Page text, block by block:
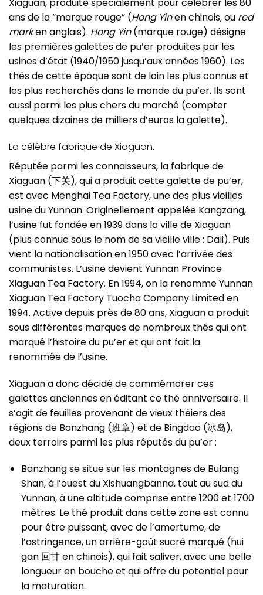
ans de la “marque rouge” (Hong Yinen chinois, ou red
marken anglais). Hong Yin(marque rouge) désigne
les premières galettes de pu’er produites par les
usines d’état (1940/1950 jusqu’aux années 1960). Les
thés de cette époque sont de loin les plus connus et
les plus recherchés dans le monde du pu’er. Ils sont
aussi parmi les plus chers du marché (compter
quelques dizaines de milliers d’euros la galette).
La célèbre fabrique de Xiaguan.
Réputée parmi les connaisseurs, la fabrique de
Xiaguan (下关), qui a produit cette galette de pu’er,
est avec Menghai Tea Factory, une des plus vieilles
usine du Yunnan. Originellement appelée Kangzang,
l’usine fut fondée en 1939 dans la ville de Xiaguan
(plus connue sous le nom de sa vieille ville : Dali). Puis
vient la nationalisation en 1950 avec l’arrivée des
communistes. L’usine devient Yunnan Province
Xiaguan Tea Factory. En 1994, on la renomme Yunnan
Xiaguan Tea Factory Tuocha Company Limited en
1994. Active depuis près de 80 ans, Xiaguan a produit
sous différentes marques de nombreux thés qui ont
marqué l’histoire du pu’er et qui ont fait la
renommée de l’usine.
Xiaguan a donc décidé de commémorer ces
galettes anciennes en éditant ce thé anniversaire. Il
s’agit de feuilles provenant de vieux théiers des
régions de Banzhang (班章) et de Bingdao (冰岛),
deux terroirs parmi les plus réputés du pu’er :
Banzhang se situe sur les montagnes de Bulang
Shan, à l’ouest du Xishuangbanna, tout au sud du
Yunnan, à une altitude comprise entre 1200 et 1700
mètres. Le thé produit dans cette zone est connu
pour être puissant, avec de l’amertume, de
l’astringence, un arrière-goût sucré marqué (hui
gan 回甘 en chinois), qui fait saliver, avec une belle
longueur en bouche et qui offre du potentiel pour
la maturation.